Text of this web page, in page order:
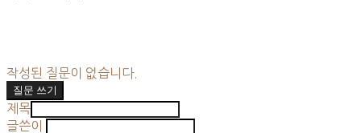
작성된 질문이 없습니다.
질문 쓰기
제목
글쓴이